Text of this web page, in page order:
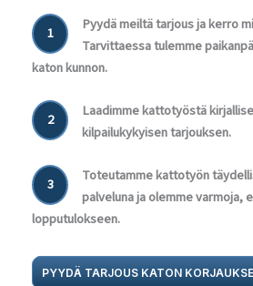
1
Pyydä meiltä tarjous ja kerro
Tarvittaessa tulemme
katon kunnon.
2
Laadimme kattotyöstä
kilpailukykyisen tarjouksen.
3
Toteutamme kattotyön
palveluna ja olemme varmoja,
lopputulokseen.
PYYDÄ TARJOUS KATON